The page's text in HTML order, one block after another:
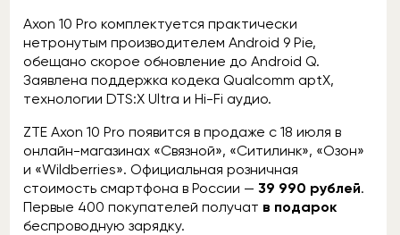
Axon 10 Pro комплектуется практически
нетронутым производителем Android 9 Pie,
обещано скорое обновление до Android Q.
Заявлена поддержка кодека Qualcomm aptX,
технологии DTS:X Ultra и Hi-Fi аудио.
ZTE Axon 10 Pro появится в продаже с 18 июля в
онлайн-магазинах «Связной», «Ситилинк», «Озон»
и «Wildberries». Официальная розничная
стоимость смартфона в России — 39 990 рублей.
Первые 400 покупателей получат в подарок
беспроводную зарядку.